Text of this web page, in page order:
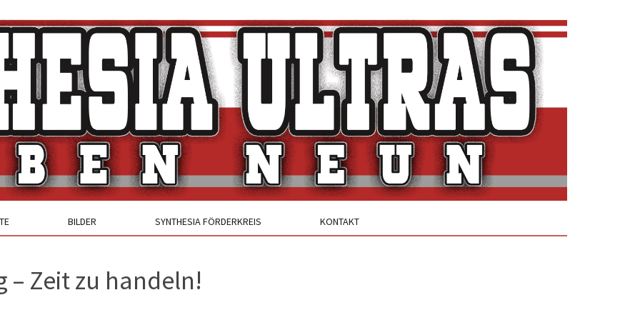
BILDER SYNTHESIA FÖRDERKREIS KONTAKT
– Zeit zu handeln!